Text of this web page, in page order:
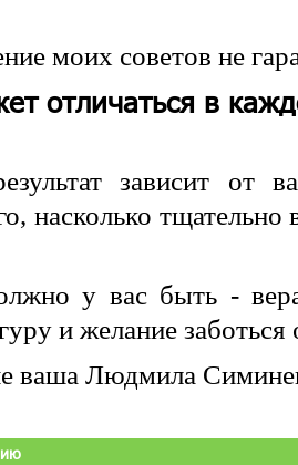
моих советов не
отличаться в
зависит от
насколько
у вас быть -
и желание заботься
ваша Людмила